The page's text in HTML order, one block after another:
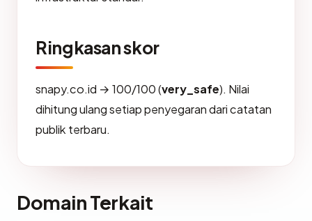
Ringkasan skor
snapy.co.id → 100/100 (very_safe). Nilai
dihitung ulang setiap penyegaran dari catatan
publik terbaru.
Domain Terkait